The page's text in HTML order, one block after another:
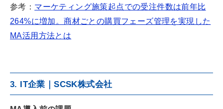
参考： マーケティング施策起点での受注件数は前年比
264%に増加。商材ごとの購買フェーズ管理を実現した
MA活用方法とは
3. IT企業｜SCSK株式会社